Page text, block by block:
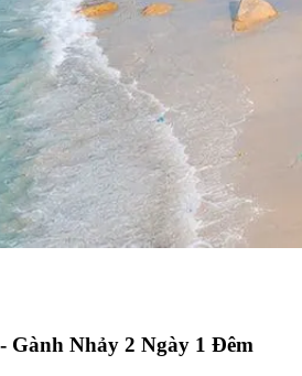
Gành Nhảy 2 Ngày 1 Đêm